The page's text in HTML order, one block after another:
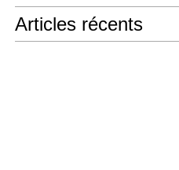
Articles récents